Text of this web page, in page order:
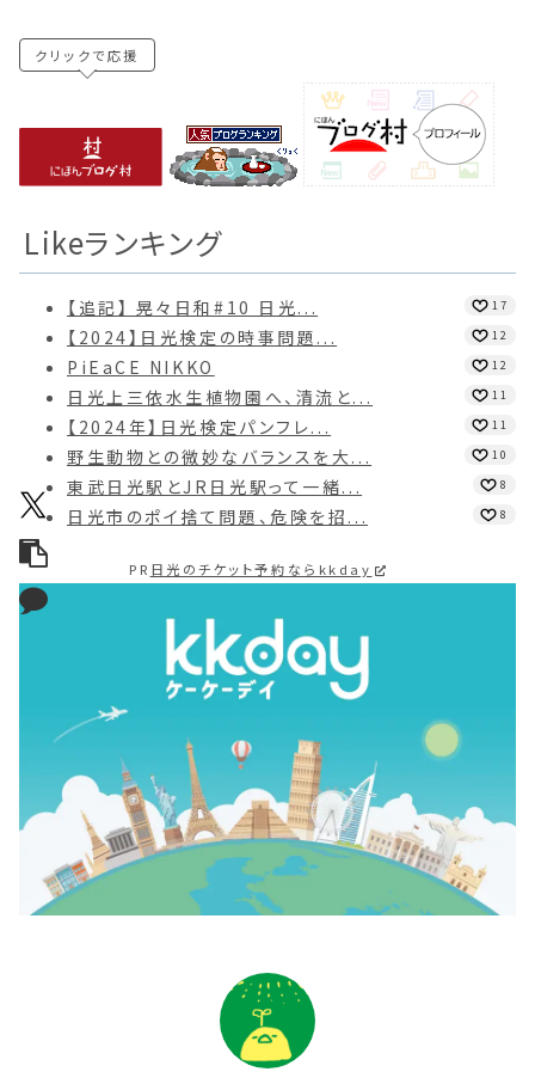
クリックで応援
Likeランキング
【追記】 晃々日和#10 日光... 17
【2024】日光検定の時事問題... 12
PiEaCE NIKKO 12
日光上三依水生植物園へ、清流と... 11
【2024年】日光検定パンフレ... 11
野生動物との微妙なバランスを大... 10
東武日光駅とJR日光駅って一緒... 8
日光市のポイ捨て問題、危険を招... 8
PR 日光のチケット予約ならkkday